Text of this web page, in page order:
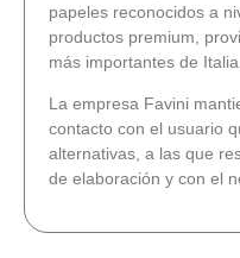
papeles reconocidos a
productos premium,
más importantes de Italia.
La empresa Favini
contacto con el usuario
alternativas, a las que
de elaboración y con el